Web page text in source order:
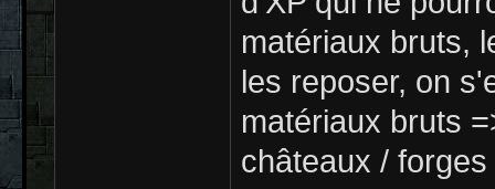
matériaux bruts,
les reposer, on
matériaux bruts
châteaux /